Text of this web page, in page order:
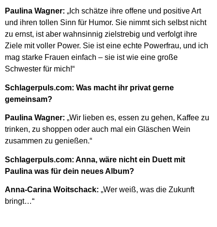
Paulina Wagner: „Ich schätze ihre offene und positive Art
und ihren tollen Sinn für Humor. Sie nimmt sich selbst nicht
zu ernst, ist aber wahnsinnig zielstrebig und verfolgt ihre
Ziele mit voller Power. Sie ist eine echte Powerfrau, und ich
mag starke Frauen einfach – sie ist wie eine große
Schwester für mich!“
Schlagerpuls.com: Was macht ihr privat gerne
gemeinsam?
Paulina Wagner: „Wir lieben es, essen zu gehen, Kaffee zu
trinken, zu shoppen oder auch mal ein Gläschen Wein
zusammen zu genießen.“
Schlagerpuls.com: Anna, wäre nicht ein Duett mit
Paulina was für dein neues Album?
Anna-Carina Woitschack: „Wer weiß, was die Zukunft
bringt…“